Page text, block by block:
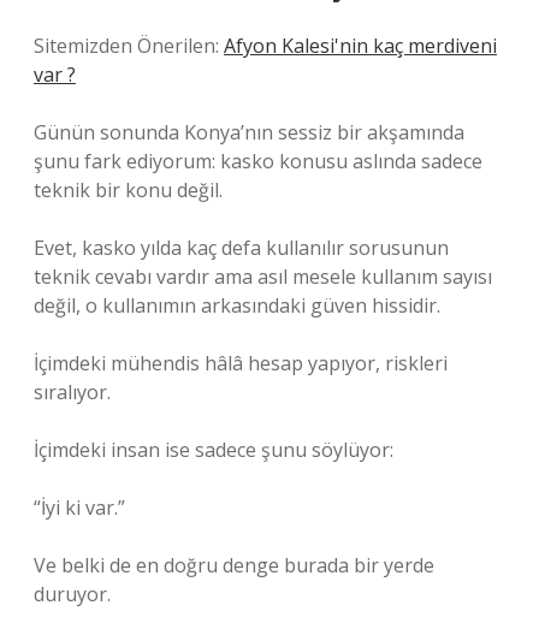
Sitemizden Önerilen: Afyon Kalesi'nin kaç merdiveni
var ?
Günün sonunda Konya’nın sessiz bir akşamında
şunu fark ediyorum: kasko konusu aslında sadece
teknik bir konu değil.
Evet, kasko yılda kaç defa kullanılır sorusunun
teknik cevabı vardır ama asıl mesele kullanım sayısı
değil, o kullanımın arkasındaki güven hissidir.
İçimdeki mühendis hâlâ hesap yapıyor, riskleri
sıralıyor.
İçimdeki insan ise sadece şunu söylüyor:
“İyi ki var.”
Ve belki de en doğru denge burada bir yerde
duruyor.